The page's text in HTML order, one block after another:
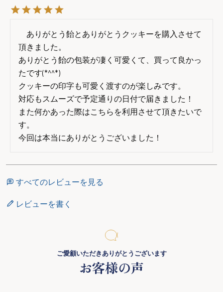
ありがとう飴とありがとうクッキーを購入させて
頂きました。
ありがとう飴の包装が凄く可愛くて、買って良かっ
たです(*^^*)
クッキーの印字も可愛く渡すのが楽しみです。
対応もスムーズで予定通りの日付で届きました！
また何かあった際はこちらを利用させて頂きたいで
す。
今回は本当にありがとうございました！
すべてのレビューを見る
レビューを書く
ご愛顧いただきありがとうございます
お客様の声